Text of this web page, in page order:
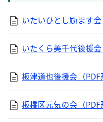
いたいひとし励ます会
いたくら美千代後援会
板津道也後援会（PDF
板橋区元気の会（PDF